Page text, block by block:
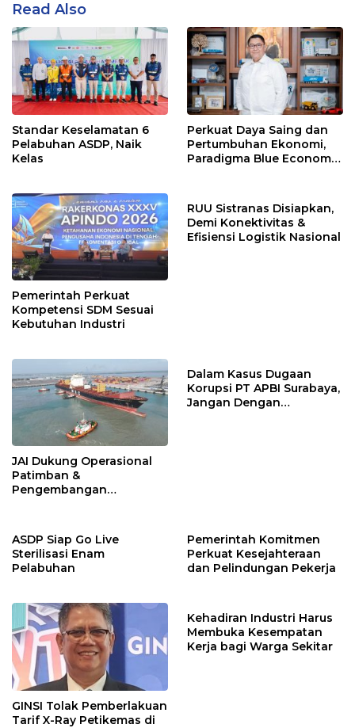
Read Also
Standar Keselamatan 6
Pelabuhan ASDP, Naik
Kelas
Perkuat Daya Saing dan
Pertumbuhan Ekonomi,
Paradigma Blue Economy
Pemerintah Perkuat
Kompetensi SDM Sesuai
Kebutuhan Industri
RUU Sistranas Disiapkan,
Demi Konektivitas &
Efisiensi Logistik Nasional
JAI Dukung Operasional
Patimban &
Pengembangan
Dalam Kasus Dugaan
Korupsi PT APBI Surabaya,
Jangan Dengan
ASDP Siap Go Live
Sterilisasi Enam
Pelabuhan
Pemerintah Komitmen
Perkuat Kesejahteraan
dan Pelindungan Pekerja
GINSI Tolak Pemberlakuan
Tarif X-Ray Petikemas di
Kehadiran Industri Harus
Membuka Kesempatan
Kerja bagi Warga Sekitar